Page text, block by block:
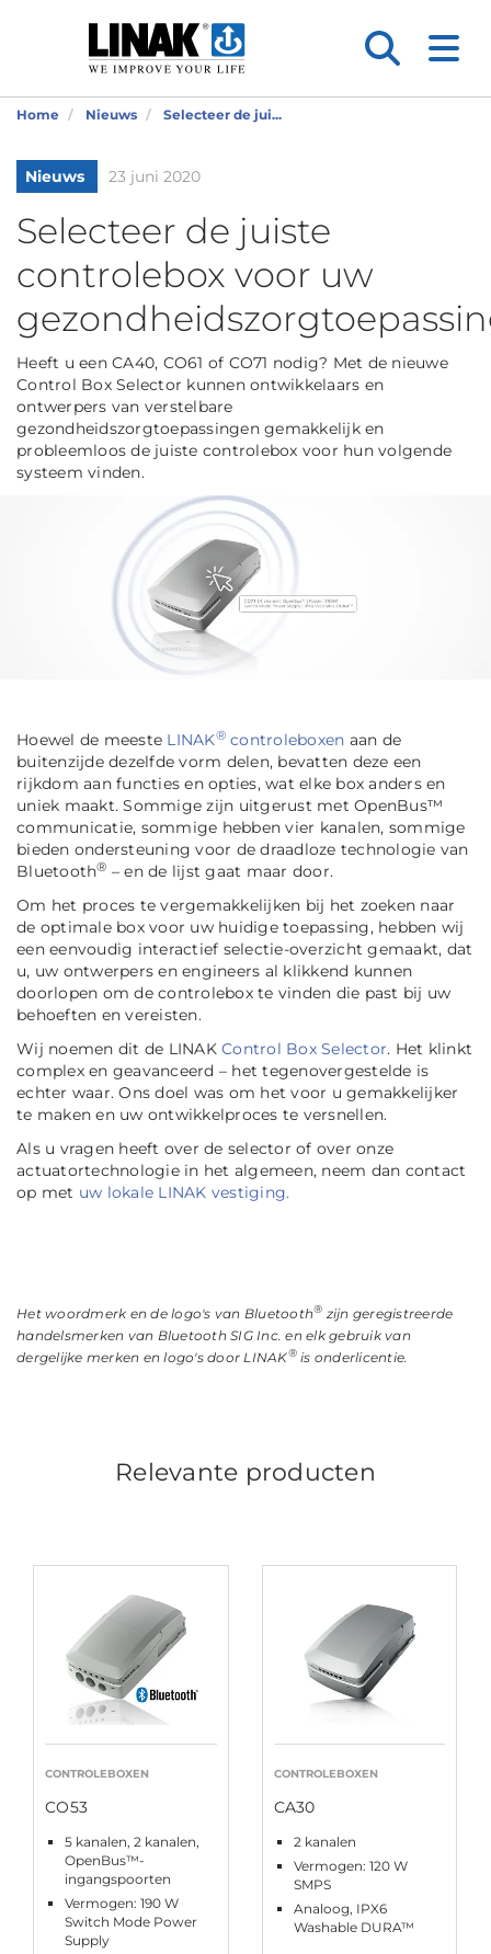
Home Nieuws Selecteer de jui...
Nieuws 23 juni 2020
Selecteer de juiste
controlebox voor uw
Heeft u een CA40, CO61 of CO71 nodig? Met de nieuwe
Control Box Selector kunnen ontwikkelaars en
ontwerpers van verstelbare
gezondheidszorgtoepassingen gemakkelijk en
probleemloos de juiste controlebox voor hun volgende
systeem vinden.
Hoewel de meeste LINAK®controleboxen aan de
buitenzijde dezelfde vorm delen, bevatten deze een
rijkdom aan functies en opties, wat elke box anders en
uniek maakt. Sommige zijn uitgerust met OpenBus™
communicatie, sommige hebben vier kanalen, sommige
bieden ondersteuning voor de draadloze technologie van
Bluetooth® – en de lijst gaat maar door.
Om het proces te vergemakkelijken bij het zoeken naar
de optimale box voor uw huidige toepassing, hebben wij
een eenvoudig interactief selectie-overzicht gemaakt, dat
u, uw ontwerpers en engineers al klikkend kunnen
doorlopen om de controlebox te vinden die past bij uw
behoeften en vereisten.
Wij noemen dit de LINAK Control Box Selector. Het klinkt
complex en geavanceerd – het tegenovergestelde is
echter waar. Ons doel was om het voor u gemakkelijker
te maken en uw ontwikkelproces te versnellen.
Als u vragen heeft over de selector of over onze
actuatortechnologie in het algemeen, neem dan contact
op met uw lokale LINAK vestiging.
Het woordmerk en de logo's van Bluetooth® zijn geregistreerde
handelsmerken van Bluetooth SIG Inc. en elk gebruik van
dergelijke merken en logo's door LINAK®is onderlicentie.
Relevante producten
CONTROLEBOXEN
CO53
5 kanalen, 2 kanalen,
OpenBus™-
ingangspoorten
Vermogen: 190 W
Switch Mode Power
Supply
CONTROLEBOXEN
CA30
2 kanalen
Vermogen: 120 W
SMPS
Analoog, IPX6
Washable DURA™